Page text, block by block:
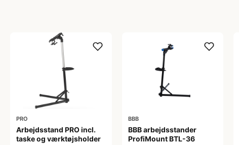
PRO
Arbejdsstand PRO incl.
taske og værktøjsholder
BBB
BBB arbejdsstander
ProfiMount BTL-36